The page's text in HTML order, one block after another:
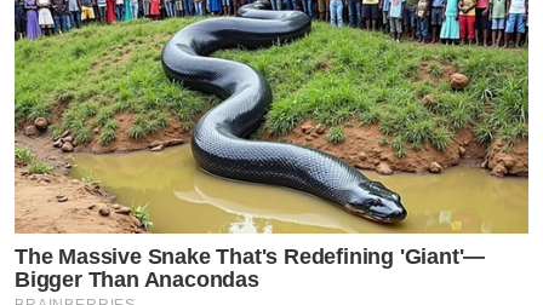
The Massive Snake That's Redefining 'Giant'—
Bigger Than Anacondas